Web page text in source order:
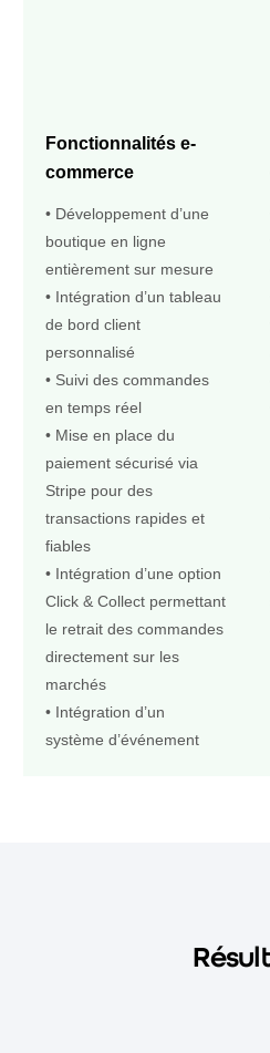
Fonctionnalités e-
commerce
• Développement d’une
boutique en ligne
entièrement sur mesure
• Intégration d’un tableau
de bord client
personnalisé
• Suivi des commandes
en temps réel
• Mise en place du
paiement sécurisé via
Stripe pour des
transactions rapides et
fiables
• Intégration d’une option
Click & Collect permettant
le retrait des commandes
directement sur les
marchés
• Intégration d’un
système d’événement